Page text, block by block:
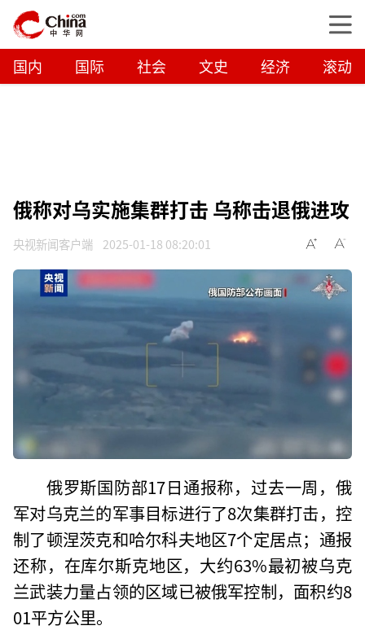
国内 国际 社会 文史 经济 滚动
俄称对乌实施集群打击 乌称击退俄进攻
央视新闻客户端 2025-01-18 08:20:01
俄罗斯国防部17日通报称，过去一周，俄
军对乌克兰的军事目标进行了8次集群打击，控
制了顿涅茨克和哈尔科夫地区7个定居点；通报
还称，在库尔斯克地区，大约63%最初被乌克
兰武装力量占领的区域已被俄军控制，面积约8
01平方公里。